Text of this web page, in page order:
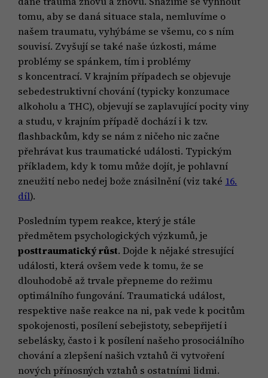
tomu, aby se daná situace stala, nemluvíme o
našem traumatu, vyhýbáme se všemu, co s ním
souvisí. Zvyšují se také naše úzkosti, máme
problémy se spánkem, tím i problémy
s koncentrací. V krajním případech se objevuje
sebedestruktivní chování (typicky konzumace
alkoholu a THC), objevují se zaplavující pocity viny
a studu, v krajním případě dochází i k tzv.
flashbackům, kdy se nám z ničeho nic začne
přehrávat kus traumatické události. Typickým
příkladem, kdy k tomu může dojít, je pohlavní
zneužití nebo nedej bože znásilnění (viz také 16.
díl).
Posledním typem reakce, který je stále
předmětem psychologických výzkumů, je
posttraumatický růst. Dojde k nějaké stresující
události, která ovšem vede k tomu, že se
dlouhodobě až trvale přepneme do režimu
optimálního fungování. Traumatická událost,
respektive naše reakce na ni, pak vede k pocitům
spokojenosti, posílení sebejistoty, sebepřijetí i
sebelásky, často i k posílení našeho prosociálního
chování a zlepšení našich vztahů či vytvoření
nových přínosných vztahů s ostatními lidmi.